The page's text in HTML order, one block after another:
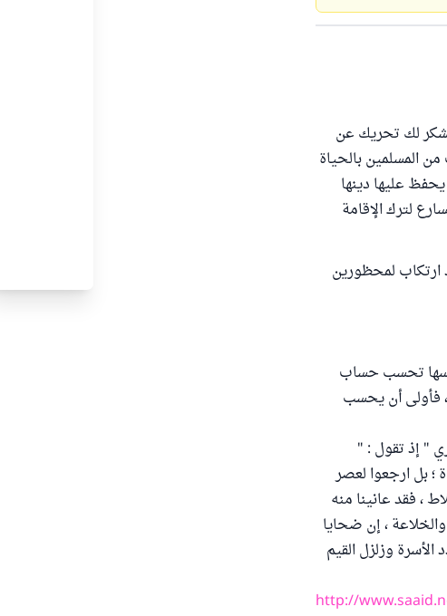
لك تحريك عن
المسلمين بالحياة
عليها دينها
لترك الإقامة
ارتكاب لمحظورين
تحسب حساب
فأولى أن يحسب
" إذ تقول : "
؛ بل ارجعوا لعصر
، فقد عانينا منه
، إن ضحايا
وزلزل القيم
http://